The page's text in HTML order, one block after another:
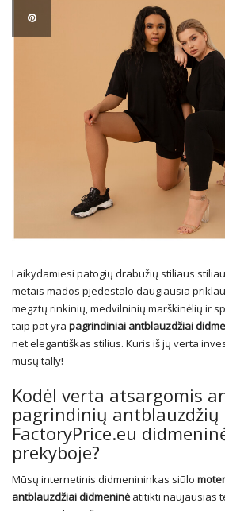
Laikydamiesi patogių drabužių stiliaus
metais mados pjedestalo daugiausia
megztų rinkinių, medvilninių marškinėlių ir
taip pat yra pagrindiniai antblauzdžiai
net elegantiškas stilius. Kuris iš jų verta
mūsų tally!
Kodėl verta atsargomis
pagrindinių antblauzdžių
FactoryPrice.eu
prekyboje?
Mūsų internetinis didmenininkas siūlo
antblauzdžiai didmeninėatitikti naujausias